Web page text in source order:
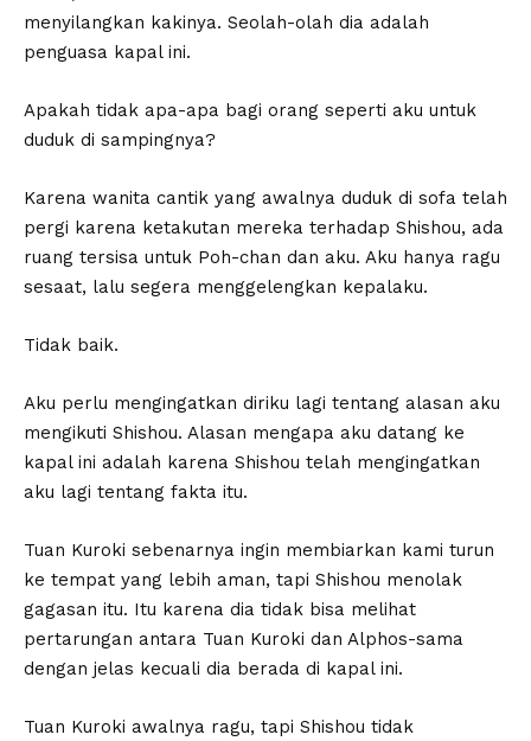
menyilangkan kakinya. Seolah-olah dia adalah
penguasa kapal ini.
Apakah tidak apa-apa bagi orang seperti aku untuk
duduk di sampingnya?
Karena wanita cantik yang awalnya duduk di sofa telah
pergi karena ketakutan mereka terhadap Shishou, ada
ruang tersisa untuk Poh-chan dan aku. Aku hanya ragu
sesaat, lalu segera menggelengkan kepalaku.
Tidak baik.
Aku perlu mengingatkan diriku lagi tentang alasan aku
mengikuti Shishou. Alasan mengapa aku datang ke
kapal ini adalah karena Shishou telah mengingatkan
aku lagi tentang fakta itu.
Tuan Kuroki sebenarnya ingin membiarkan kami turun
ke tempat yang lebih aman, tapi Shishou menolak
gagasan itu. Itu karena dia tidak bisa melihat
pertarungan antara Tuan Kuroki dan Alphos-sama
dengan jelas kecuali dia berada di kapal ini.
Tuan Kuroki awalnya ragu, tapi Shishou tidak